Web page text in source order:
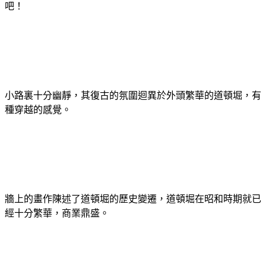
吧！
小路裏十分幽靜，其復古的氛圍迴異於外頭繁華的道頓堀，有
種穿越的感覺。
牆上的畫作陳述了道頓堀的歷史變遷，道頓堀在昭和時期就已
經十分繁華，商業鼎盛。